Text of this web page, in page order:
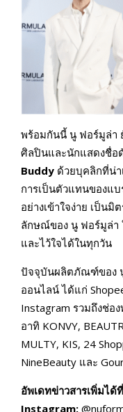
พร้อมกันนี้ นู ฟอร์มูล่า
ศิลปินและนักแสดงชื่อ
Buddy ด้วยบุคลิกที่น่
การเป็นตัวแทนของแ
อย่างเข้าใจง่าย เป็น
ลักษณ์ของ นู ฟอร์มูล่า
และไว้ใจได้ในทุกวัน
ปัจจุบันผลิตภัณฑ์ของ
ออนไลน์ ได้แก่
Instagram รวมถึงช่อ
อาทิ KONVY,
MULTY, KIS, 24
NineBeauty และ
อัพเดทข่าวสารเพิ่มไ
Instagram: